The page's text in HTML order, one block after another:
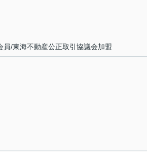
員/東海不動産公正取引協議会加盟